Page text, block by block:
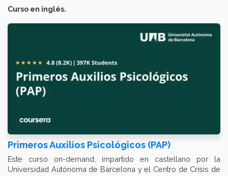
Curso en inglés.
Primeros Auxilios Psicológicos (PAP)
Este curso on-demand, impartido en castellano por la
Universidad Autónoma de Barcelona y el Centro de Crisis de